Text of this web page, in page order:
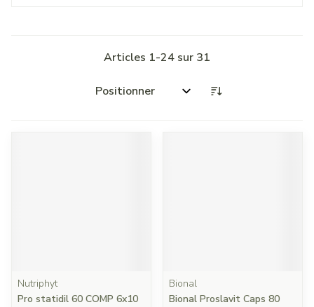
Articles 1-24 sur 31
Trier par:
Nutriphyt
Pro statidil 60 COMP 6x10
Bional
Bional Proslavit Caps 80